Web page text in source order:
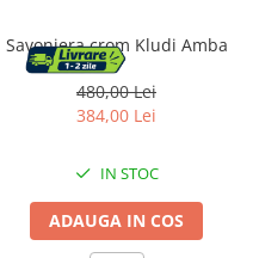
Savoniera crom Kludi Amba
480,00 Lei
384,00 Lei
IN STOC
ADAUGA IN COS